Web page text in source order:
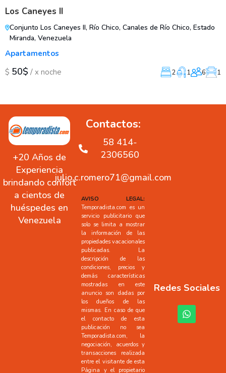
Los Caneyes II
Conjunto Los Caneyes II, Río Chico, Canales de Río Chico, Estado
Miranda, Venezuela
Apartamentos
$ 50$ / x noche 2 1 6 1
+20 Años de
Experiencia
brindando confort
a cientos de
huéspedes en
Venezuela
Contactos:
58 414-
2306560
julio.c.romero71@gmail.com
AVISO LEGAL:
Temporadista.com es un
servicio publicitario que
solo se limita a mostrar
la información de las
propiedades vacacionales
publicadas. La
descripción de las
condiciones, precios y
demás características
mostradas en este
anuncio son dadas por
los dueños de las
mismas. En caso de que
el contacto de esta
publicación no sea
Temporadista.com, la
negociación, acuerdos y
transacciones realizada
entre el visitante de esta
Página y el propietario
Redes Sociales